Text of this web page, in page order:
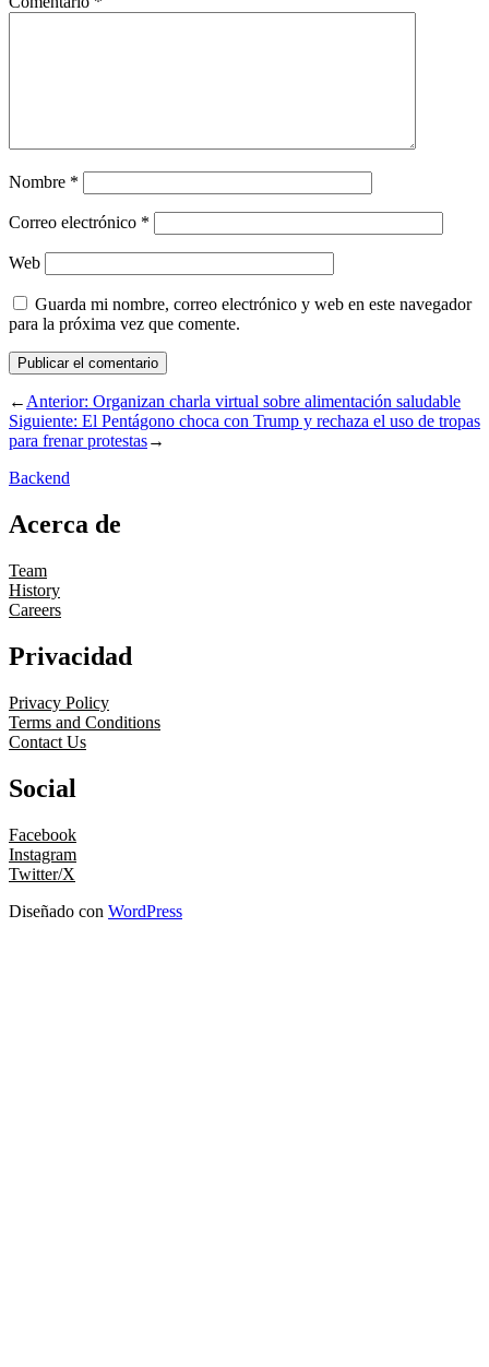
Nombre *
Correo electrónico *
Web
Guarda mi nombre, correo electrónico y web en este navegador
para la próxima vez que comente.
←Anterior: Organizan charla virtual sobre alimentación saludable
Siguiente: El Pentágono choca con Trump y rechaza el uso de tropas
para frenar protestas→
Backend
Acerca de
Team
History
Careers
Privacidad
Privacy Policy
Terms and Conditions
Contact Us
Social
Facebook
Instagram
Twitter/X
Diseñado con WordPress